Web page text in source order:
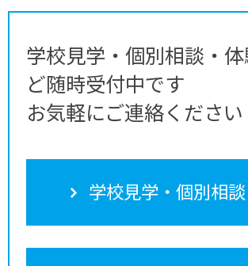
学校見学・個別相談・
ど随時受付中です
お気軽にご連絡ください
学校見学・個別相